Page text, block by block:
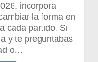
incorpora
la forma en
cada partido. Si
y te preguntabas
o…